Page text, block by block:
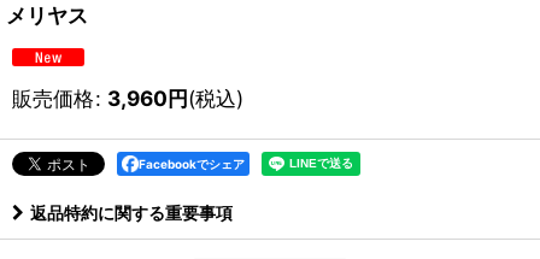
メリヤス
販売価格: 3,960円(税込)
Facebookでシェア
返品特約に関する重要事項